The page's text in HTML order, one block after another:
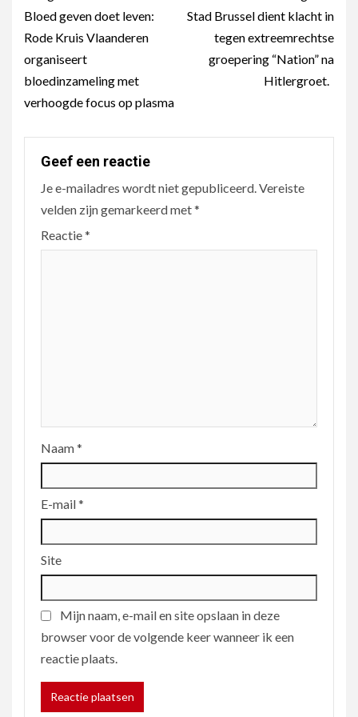
Bloed geven doet leven:
Rode Kruis Vlaanderen
organiseert
bloedinzameling met
verhoogde focus op plasma
Stad Brussel dient klacht in
tegen extreemrechtse
groepering “Nation” na
Hitlergroet.
Geef een reactie
Je e-mailadres wordt niet gepubliceerd. Vereiste
velden zijn gemarkeerd met*
Reactie*
Naam*
E-mail*
Site
Mijn naam, e-mail en site opslaan in deze
browser voor de volgende keer wanneer ik een
reactie plaats.